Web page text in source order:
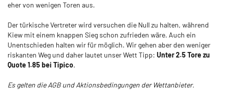
eher von wenigen Toren aus.
Der türkische Vertreter wird versuchen die Null zu halten, während
Kiew mit einem knappen Sieg schon zufrieden wäre. Auch ein
Unentschieden halten wir für möglich. Wir gehen aber den weniger
riskanten Weg und daher lautet unser Wett Tipp: Unter 2.5 Tore zu
Quote 1.85 bei Tipico.
Es gelten die AGB und Aktionsbedingungen der Wettanbieter.